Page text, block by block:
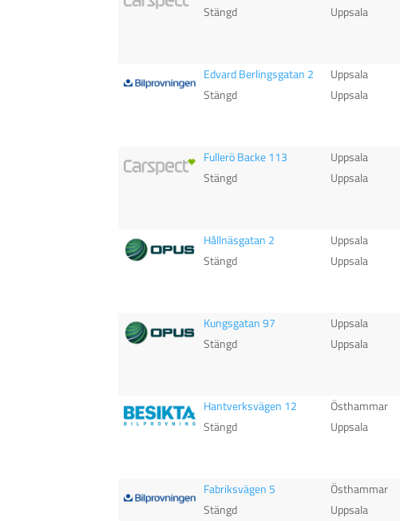
Stängd
Uppsala
Edvard Berlingsgatan 2
Stängd
Uppsala
Uppsala
Fullerö Backe 113
Stängd
Uppsala
Uppsala
Hållnäsgatan 2
Stängd
Uppsala
Uppsala
Kungsgatan 97
Stängd
Uppsala
Uppsala
Hantverksvägen 12
Stängd
Östhammar
Uppsala
Fabriksvägen 5
Stängd
Östhammar
Uppsala